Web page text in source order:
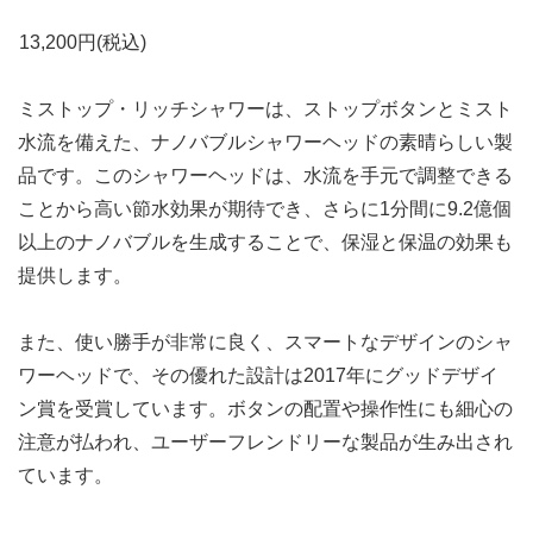
13,200円(税込)
ミストップ・リッチシャワーは、ストップボタンとミスト
水流を備えた、ナノバブルシャワーヘッドの素晴らしい製
品です。このシャワーヘッドは、水流を手元で調整できる
ことから高い節水効果が期待でき、さらに1分間に9.2億個
以上のナノバブルを生成することで、保湿と保温の効果も
提供します。
また、使い勝手が非常に良く、スマートなデザインのシャ
ワーヘッドで、その優れた設計は2017年にグッドデザイ
ン賞を受賞しています。ボタンの配置や操作性にも細心の
注意が払われ、ユーザーフレンドリーな製品が生み出され
ています。